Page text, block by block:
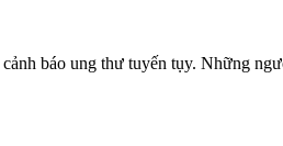
báo ung thư tuyến tụy. Những